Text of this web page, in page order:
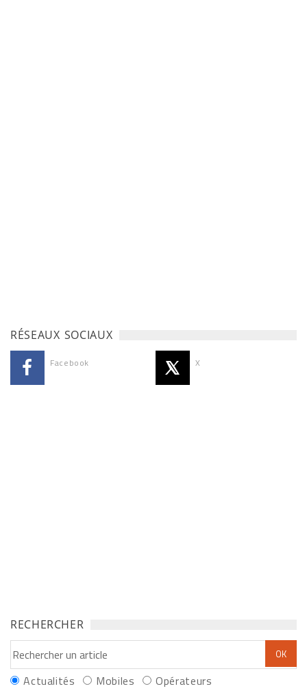
RÉSEAUX SOCIAUX
Facebook X
RECHERCHER
Actualités Mobiles Opérateurs